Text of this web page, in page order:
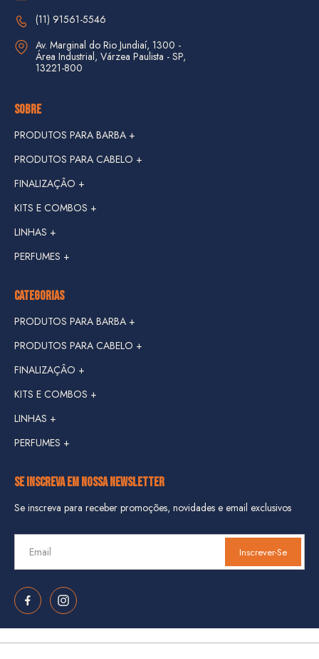
(11) 91561-5546
Av. Marginal do Rio Jundiaí, 1300 -
Área Industrial, Várzea Paulista - SP,
13221-800
SOBRE
PRODUTOS PARA BARBA +
PRODUTOS PARA CABELO +
FINALIZAÇÂO +
KITS E COMBOS +
KIT VIAGEM
COMBOS
LINHAS +
LINHA DANGER +
LINHA HIPSTER +
LINHA JUNGLE +
LINHA DON FORTE +
LINHA GASOLINE +
LINHA IRON JACK +
LINHA MEN CARE +
LINHA CUSTOM +
LINHA XEQUE MATE +
PERFUMES +
CATEGORIAS
PRODUTOS PARA BARBA +
PRODUTOS PARA CABELO +
FINALIZAÇÂO +
KITS E COMBOS +
KIT VIAGEM
COMBOS
LINHAS +
LINHA DANGER +
LINHA HIPSTER +
LINHA GASOLINE +
LINHA MEN CARE +
PERFUMES +
SE INSCREVA EM NOSSA NEWSLETTER
Se inscreva para receber promoções, novidades e email exclusivos
Inscrever-Se